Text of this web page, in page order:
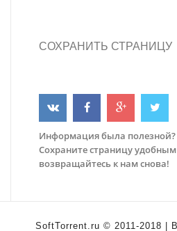
СОХРАНИТЬ СТРАНИЦУ
Информация была полезной?
Сохраните страницу
возвращайтесь к нам снова!
SoftTorrent.ru © 2011-2018 |